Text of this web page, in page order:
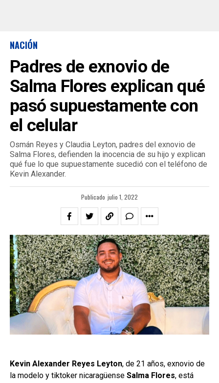
NACIÓN
Padres de exnovio de
Salma Flores explican qué
pasó supuestamente con
el celular
Osmán Reyes y Claudia Leyton, padres del exnovio de
Salma Flores, defienden la inocencia de su hijo y explican
qué fue lo que supuestamente sucedió con el teléfono de
Kevin Alexander.
Publicado julio 1, 2022
Kevin Alexander Reyes Leyton, de 21 años, exnovio de
la modelo y tiktoker nicaragüense Salma Flores, está